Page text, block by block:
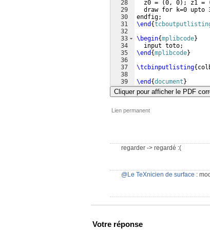
28
29
30
31
32
33
34
35
36
37
38
39
  z0 =
(0, 0) ; z1 =
draw for k=0 upto
endfig;
\end {
\begin{mplibcode}
  input toto;
\end {mplibcode}
\tcbinputlisting{
\end {document }
Cliquer pour afficher le PDF
Lien permanent
regarder -> regardé :(
@Le TeXnicien de surface :
Votre réponse